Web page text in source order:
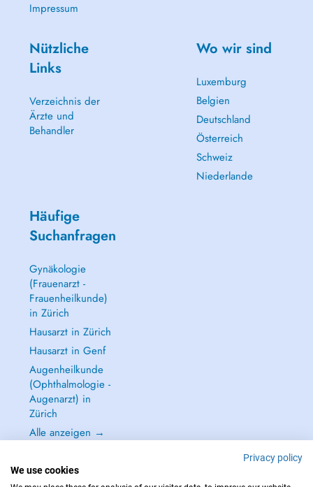
Impressum
Nützliche
Links
Verzeichnis der
Ärzte und
Behandler
Wo wir sind
Luxemburg
Belgien
Deutschland
Österreich
Schweiz
Niederlande
Häufige
Suchanfragen
Gynäkologie
(Frauenarzt -
Frauenheilkunde)
in Zürich
Hausarzt in Zürich
Hausarzt in Genf
Augenheilkunde
(Ophthalmologie -
Augenarzt) in
Zürich
Alle anzeigen →
Privacy policy
We use cookies